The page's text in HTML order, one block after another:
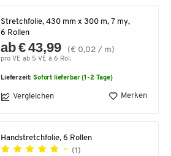
Stretchfolie, 430 mm x 300 m, 7 my,
6 Rollen
ab € 43,99 (€ 0,02 / m)
pro VE ab 5 VE à 6 Rol.
Lieferzeit:Sofort lieferbar (1-2 Tage)
Vergleichen Merken
Handstretchfolie, 6 Rollen
(1)